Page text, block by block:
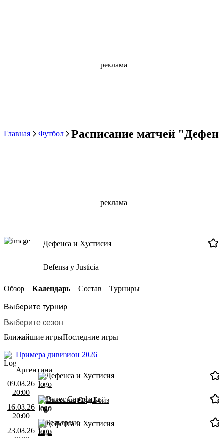
реклама
Главная Футбол Расписание матчей
реклама
Дефенса и Хустисия
Defensa y Justicia
Обзор Календарь Состав Турниры
Ближайшие игрыПоследние игры
Примера дивизион 2026
Аргентина
09.08.26
20:00
Дефенса и Хустисия
Ньюэллс Олд Бойз
16.08.26
20:00
Велес Сарсфилд
Дефенса и Хустисия
23.08.26
Бельграно